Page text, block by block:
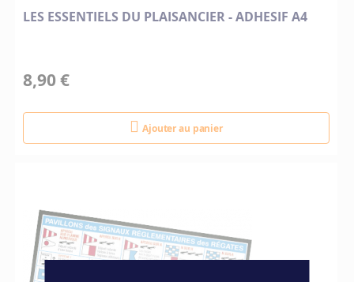
LES ESSENTIELS DU PLAISANCIER - ADHESIF A4
8,90 €
Ajouter au panier